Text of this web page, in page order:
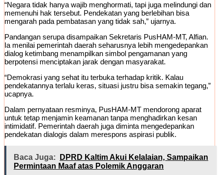
“Negara tidak hanya wajib menghormati, tapi juga melindungi dan
memenuhi hak tersebut. Pendekatan yang berlebihan bisa
mengarah pada pembatasan yang tidak sah,” ujarnya.
Pandangan serupa disampaikan Sekretaris PusHAM-MT, Alfian.
Ia menilai pemerintah daerah seharusnya lebih mengedepankan
dialog ketimbang menampilkan simbol pengamanan yang
berpotensi menciptakan jarak dengan masyarakat.
“Demokrasi yang sehat itu terbuka terhadap kritik. Kalau
pendekatannya terlalu keras, situasi justru bisa semakin tegang,”
ucapnya.
Dalam pernyataan resminya, PusHAM-MT mendorong aparat
untuk tetap menjamin keamanan tanpa menghadirkan kesan
intimidatif. Pemerintah daerah juga diminta mengedepankan
pendekatan dialogis dalam merespons aspirasi publik.
Baca Juga:
DPRD Kaltim Akui Kelalaian, Sampaikan
Permintaan Maaf atas Polemik Anggaran